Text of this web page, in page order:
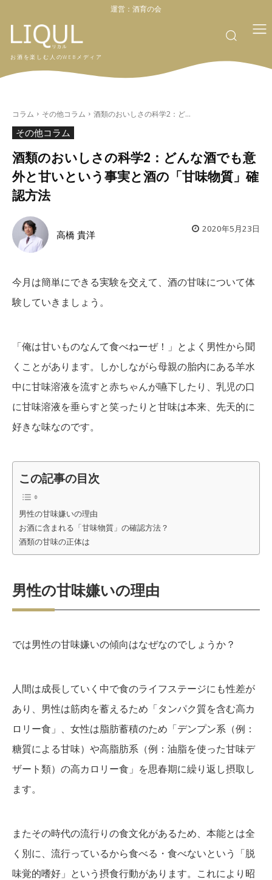
運営： 酒育の会
お酒を楽しむ人のWEBメディア
コラム その他コラム 酒類のおいしさの科学2：ど...
その他コラム
酒類のおいしさの科学2：どんな酒でも意
外と甘いという事実と酒の「甘味物質」確
認方法
高橋 貴洋 2020年5月23日
今月は簡単にできる実験を交えて、酒の甘味について体
験していきましょう。
「俺は甘いものなんて食べねーぜ！」とよく男性から聞
くことがあります。しかしながら母親の胎内にある羊水
中に甘味溶液を流すと赤ちゃんが嚥下したり、乳児の口
に甘味溶液を垂らすと笑ったりと甘味は本来、先天的に
好きな味なのです。
この記事の目次
男性の甘味嫌いの理由
お酒に含まれる「甘味物質」の確認方法？
酒類の甘味の正体は
男性の甘味嫌いの理由
では男性の甘味嫌いの傾向はなぜなのでしょうか？
人間は成長していく中で食のライフステージにも性差が
あり、男性は筋肉を蓄えるため「タンパク質を含む高カ
ロリー食」、女性は脂肪蓄積のため「デンプン系（例：
糖質による甘味）や高脂肪系（例：油脂を使った甘味デ
ザート類）の高カロリー食」を思春期に繰り返し摂取し
ます。
またその時代の流行りの食文化があるため、本能とは全
く別に、流行っているから食べる・食べないという「脱
味覚的嗜好」という摂食行動があります。これにより昭